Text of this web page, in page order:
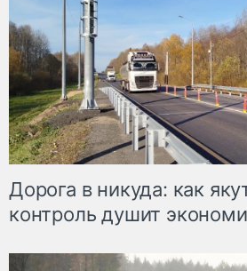
Дорога в никуда: как
контроль душит